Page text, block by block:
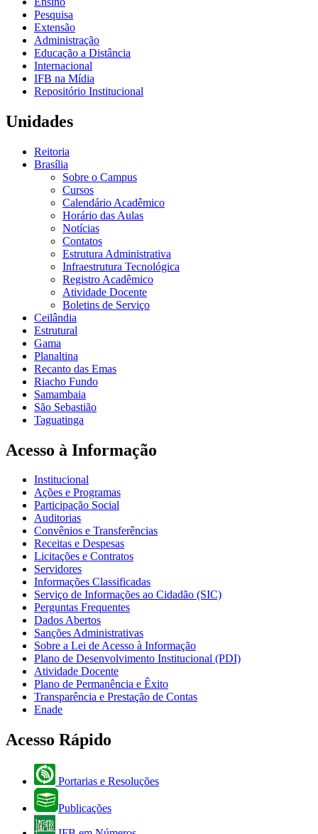
Pesquisa
Extensão
Administração
Educação a Distância
Internacional
IFB na Mídia
Repositório Institucional
Unidades
Reitoria
Brasília
Sobre o Campus
Cursos
Calendário Acadêmico
Horário das Aulas
Notícias
Contatos
Estrutura Administrativa
Infraestrutura Tecnológica
Registro Acadêmico
Atividade Docente
Boletins de Serviço
Ceilândia
Estrutural
Gama
Planaltina
Recanto das Emas
Riacho Fundo
Samambaia
São Sebastião
Taguatinga
Acesso à Informação
Institucional
Ações e Programas
Participação Social
Auditorias
Convênios e Transferências
Receitas e Despesas
Licitações e Contratos
Servidores
Informações Classificadas
Serviço de Informações ao Cidadão (SIC)
Perguntas Frequentes
Dados Abertos
Sanções Administrativas
Sobre a Lei de Acesso à Informação
Plano de Desenvolvimento Institucional (PDI)
Atividade Docente
Plano de Permanência e Êxito
Transparência e Prestação de Contas
Enade
Acesso Rápido
Portarias e Resoluções
Publicações